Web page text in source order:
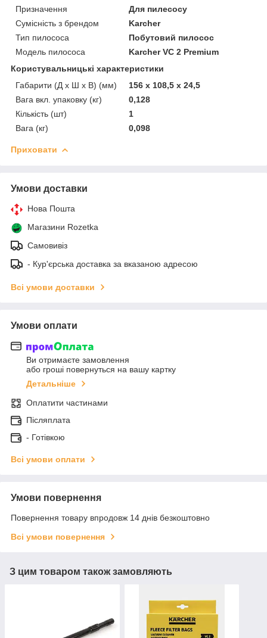
Призначення
Для пилесосу
Сумісність з брендом
Karcher
Тип пилососа
Побутовий пилосос
Модель пилососа
Karcher VC 2 Premium
Користувальницькі характеристики
Габарити (Д x Ш x В) (мм)
156 x 108,5 х 24,5
Вага вкл. упаковку (кг)
0,128
Кількість (шт)
1
Вага (кг)
0,098
Приховати
Умови доставки
Нова Пошта
Магазини Rozetka
Самовивіз
- Кур'єрська доставка за вказаною адресою
Всі умови доставки
Умови оплати
Ви отримаєте замовлення
або гроші повернуться на вашу картку
Детальніше
Оплатити частинами
Післяплата
- Готівкою
Всі умови оплати
Умови повернення
Повернення товару впродовж 14 днів безкоштовно
Всі умови повернення
З цим товаром також замовляють